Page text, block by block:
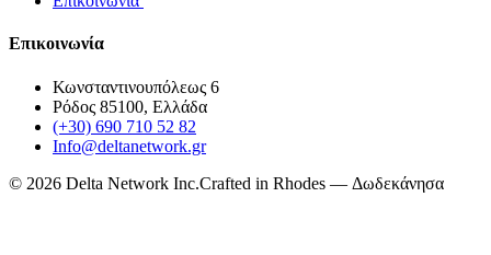
Επικοινωνία
Κωνσταντινουπόλεως 6
Ρόδος 85100, Ελλάδα
(+30) 690 710 52 82
Info@deltanetwork.gr
© 2026 Delta Network Inc.Crafted in Rhodes — Δωδεκάνησα